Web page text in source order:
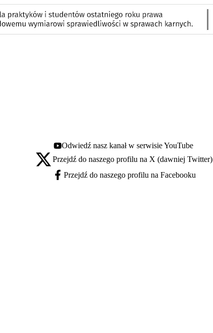
Youtube - otwiera się w nowej karcie
Odwiedź nasz kanał w serwisie YouTube
X - otwiera się w nowej karcie
Przejdź do naszego profilu na X (dawniej Twitter)
Facebook - otwiera się w nowej karcie
Przejdź do naszego profilu na Facebooku